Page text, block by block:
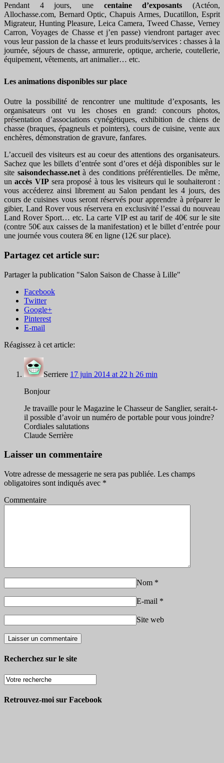
Pendant 4 jours, une centaine d’exposants (Actéon,
Allochasse.com, Bernard Optic, Chapuis Armes, Ducatillon, Esprit
Migrateur, Hunting Pleasure, Leica Camera, Tweed Chasse, Verney
Carron, Voyages de Chasse et j’en passe) viendront partager avec
vous leur passion de la chasse et leurs produits/services : chasses à la
journée, séjours de chasse, armurerie, optique, archerie, coutellerie,
équipement, vêtements, art animalier… etc.
Les animations disponibles sur place
Outre la possibilité de rencontrer une multitude d’exposants, les
organisateurs ont vu les choses en grand: concours photos,
présentation d’associations cynégétiques, exhibition de chiens de
chasse (braques, épagneuls et pointers), cours de cuisine, vente aux
enchères, démonstration de gravure, fanfares.
L’accueil des visiteurs est au coeur des attentions des organisateurs.
Sachez que les billets d’entrée sont d’ores et déjà disponibles sur le
site saisondechasse.netà des conditions préférentielles. De même,
unaccès VIPsera proposé à tous les visiteurs qui le souhaiteront :
vous accéderez ainsi librement au Salon pendant les 4 jours, des
cours de cuisines vous seront réservés pour apprendre à préparer le
gibier, Land Rover vous réservera en exclusivité l’essai du nouveau
Land Rover Sport… etc. La carte VIP est au tarif de 40€ sur le site
(contre 50€ aux caisses de la manifestation) et le billet d’entrée pour
une journée vous coutera 8€ en ligne (12€ sur place).
Partagez cet article sur:
Partager la publication "Salon Saison de Chasse à Lille"
Facebook
Twitter
Google+
Pinterest
E-mail
Réagissez à cet article:
Serriere 17 juin 2014 at 22 h 26 min
Bonjour
Je travaille pour le Magazine le Chasseur de Sanglier, serait-t-
il possible d’avoir un numéro de portable pour vous joindre?
Cordiales salutations
Claude Serrière
Laisser un commentaire
Votre adresse de messagerie ne sera pas publiée. Les champs
obligatoires sont indiqués avec *
Commentaire
Nom *
E-mail *
Site web
Recherchez sur le site
Retrouvez-moi sur Facebook